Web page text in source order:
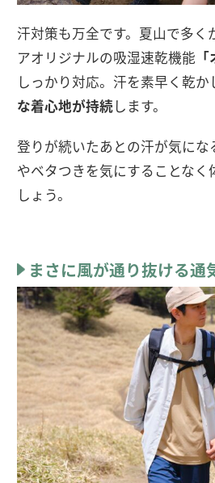
汗対策も万全です。夏山で多く
アオリジナルの吸湿速乾機能
しっかり対応。汗を素早く乾か
な着心地が持続します。
登りが続いたあとの汗が気にな
やベタつきを気にすることなく
しょう。
まさに風が通り抜ける通